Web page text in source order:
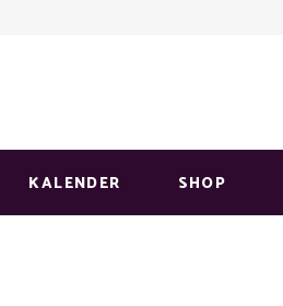
KALENDER SHOP